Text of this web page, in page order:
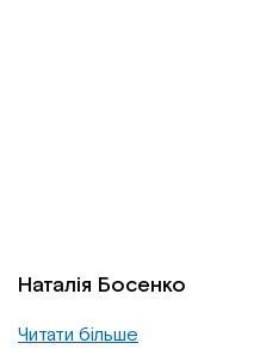
Наталія Босенко
Читати більше